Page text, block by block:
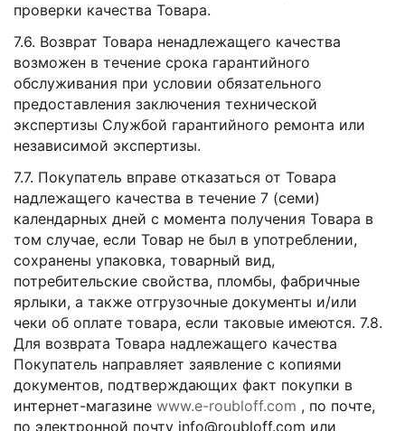
проверки качества Товара.
7.6. Возврат Товара ненадлежащего качества
возможен в течение срока гарантийного
обслуживания при условии обязательного
предоставления заключения технической
экспертизы Службой гарантийного ремонта или
независимой экспертизы.
7.7. Покупатель вправе отказаться от Товара
надлежащего качества в течение 7 (семи)
календарных дней с момента получения Товара в
том случае, если Товар не был в употреблении,
сохранены упаковка, товарный вид,
потребительские свойства, пломбы, фабричные
ярлыки, а также отгрузочные документы и/или
чеки об оплате товара, если таковые имеются. 7.8.
Для возврата Товара надлежащего качества
Покупатель направляет заявление с копиями
документов, подтверждающих факт покупки в
интернет-магазине www.e-roubloff.com , по почте,
по электронной почту info@roubloff.com или